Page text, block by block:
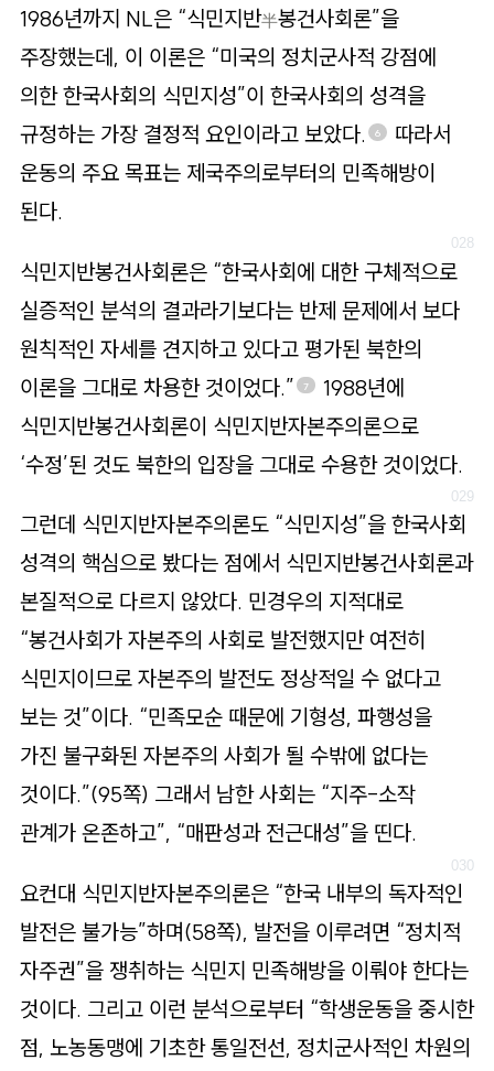
1986년까지 NL은 “식민지반半봉건사회론”을
주장했는데, 이 이론은 “미국의 정치군사적 강점에
의한 한국사회의 식민지성”이 한국사회의 성격을
규정하는 가장 결정적 요인이라고 보았다.
6
따라서
운동의 주요 목표는 제국주의로부터의 민족해방이
된다.
식민지반봉건사회론은 “한국사회에 대한 구체적으로
실증적인 분석의 결과라기보다는 반제 문제에서 보다
원칙적인 자세를 견지하고 있다고 평가된 북한의
이론을 그대로 차용한 것이었다.”
7
1988년에
식민지반봉건사회론이 식민지반자본주의론으로
‘수정’된 것도 북한의 입장을 그대로 수용한 것이었다.
그런데 식민지반자본주의론도 “식민지성”을 한국사회
성격의 핵심으로 봤다는 점에서 식민지반봉건사회론과
본질적으로 다르지 않았다. 민경우의 지적대로
“봉건사회가 자본주의 사회로 발전했지만 여전히
식민지이므로 자본주의 발전도 정상적일 수 없다고
보는 것”이다. “민족모순 때문에 기형성, 파행성을
가진 불구화된 자본주의 사회가 될 수밖에 없다는
것이다.”(95쪽) 그래서 남한 사회는 “지주-소작
관계가 온존하고”, “매판성과 전근대성”을 띤다.
요컨대 식민지반자본주의론은 “한국 내부의 독자적인
발전은 불가능”하며(58쪽), 발전을 이루려면 “정치적
자주권”을 쟁취하는 식민지 민족해방을 이뤄야 한다는
것이다. 그리고 이런 분석으로부터 “학생운동을 중시한
점, 노농동맹에 기초한 통일전선, 정치군사적인 차원의